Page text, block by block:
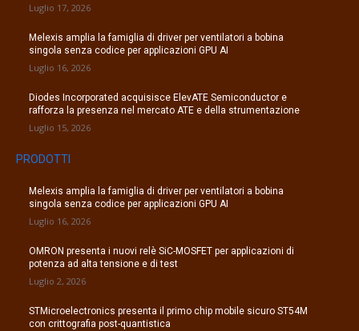
Luglio 17, 2026
Melexis amplia la famiglia di driver per ventilatori a bobina
singola senza codice per applicazioni GPU AI
Luglio 16, 2026
Diodes Incorporated acquisisce ElevATE Semiconductor e
rafforza la presenza nel mercato ATE e della strumentazione
Luglio 15, 2026
PRODOTTI
Melexis amplia la famiglia di driver per ventilatori a bobina
singola senza codice per applicazioni GPU AI
Luglio 16, 2026
OMRON presenta i nuovi relè SiC-MOSFET per applicazioni di
potenza ad alta tensione e di test
Luglio 2, 2026
STMicroelectronics presenta il primo chip mobile sicuro ST54M
con crittografia post-quantistica